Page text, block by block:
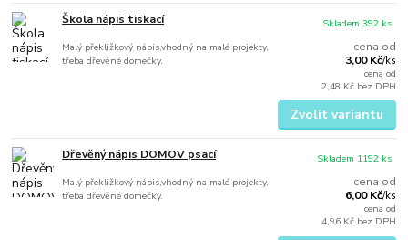
Škola nápis tiskací
Malý překližkový nápis,vhodný na malé projekty,
třeba dřevěné domečky.
cena od
3,00 Kč/ks
cena od
2,48 Kč bez DPH
Skladem 392 ks
Zvolit variantu
Dřevěný nápis DOMOV psací
Malý překližkový nápis,vhodný na malé projekty,
třeba dřevěné domečky.
cena od
6,00 Kč/ks
cena od
4,96 Kč bez DPH
Skladem 1192 ks